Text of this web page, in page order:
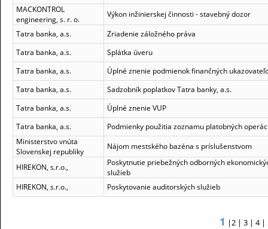
MACKONTROL
engineering, s. r. o.
Výkon inžinierskej činnosti - stavebný dozor
Tatra banka, a.s.
Zriadenie záložného práva
Tatra banka, a.s.
Splátka úveru
Tatra banka, a.s.
Úplné znenie podmienok finančných
Tatra banka, a.s.
Sadzobník poplatkov Tatra banky, a.s.
Tatra banka, a.s.
Úplné znenie VUP
Tatra banka, a.s.
Podmienky použitia zoznamu platobných
Ministerstvo vnúta
Slovenskej republiky
Nájom mestského bazéna s príslušenstvom
HIREKON, s.r.o.,
Poskytnutie priebežných odborných
služieb
HIREKON, s.r.o.,
Poskytovanie auditorských služieb
1 |2 | 3 | 4|